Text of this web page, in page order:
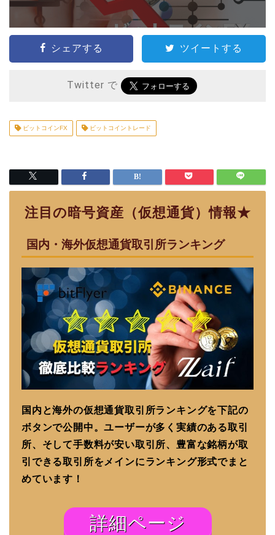
シェアする ツイートする
Twitter で
ビットコインFX ビットコイントレード
注目の暗号資産（仮想通貨）情報★
国内・海外仮想通貨取引所ランキング
国内と海外の仮想通貨取引所ランキングを下記の
ボタンで公開中。ユーザーが多く実績のある取引
所、そして手数料が安い取引所、豊富な銘柄が取
引できる取引所をメインにランキング形式でまと
めています！
詳細ページ